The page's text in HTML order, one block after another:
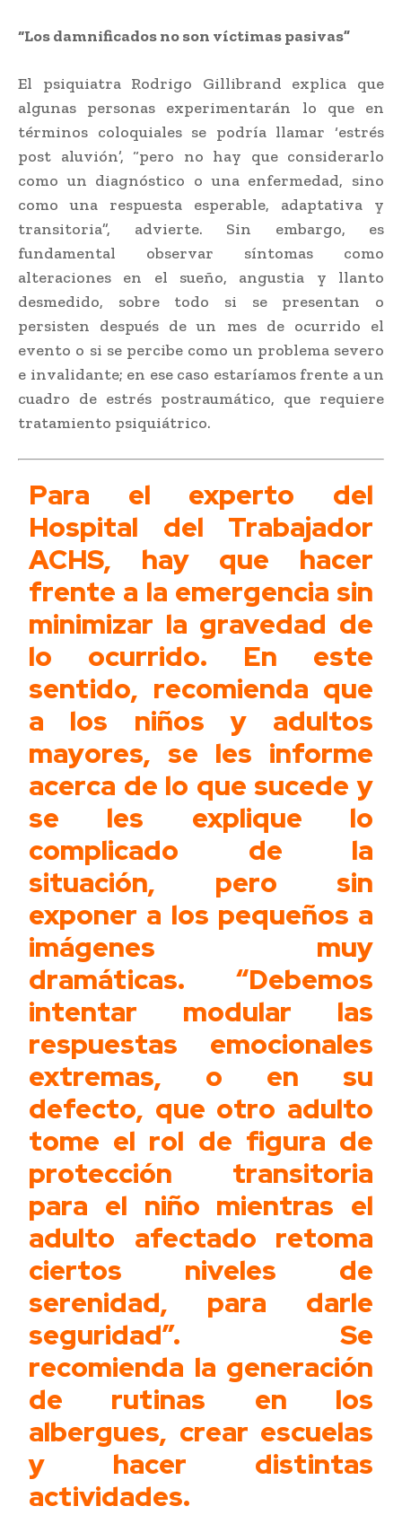
“Los damnificados no son víctimas pasivas”
El psiquiatra Rodrigo Gillibrand explica que
algunas personas experimentarán lo que en
términos coloquiales se podría llamar ‘estrés
post aluvión’, “pero no hay que considerarlo
como un diagnóstico o una enfermedad, sino
como una respuesta esperable, adaptativa y
transitoria”, advierte. Sin embargo, es
fundamental observar síntomas como
alteraciones en el sueño, angustia y llanto
desmedido, sobre todo si se presentan o
persisten después de un mes de ocurrido el
evento o si se percibe como un problema severo
e invalidante; en ese caso estaríamos frente a un
cuadro de estrés postraumático, que requiere
tratamiento psiquiátrico.
Para el experto del
Hospital del Trabajador
ACHS, hay que hacer
frente a la emergencia sin
minimizar la gravedad de
lo ocurrido. En este
sentido, recomienda que
a los niños y adultos
mayores, se les informe
acerca de lo que sucede y
se les explique lo
complicado de la
situación, pero sin
exponer a los pequeños a
imágenes muy
dramáticas. “Debemos
intentar modular las
respuestas emocionales
extremas, o en su
defecto, que otro adulto
tome el rol de figura de
protección transitoria
para el niño mientras el
adulto afectado retoma
ciertos niveles de
serenidad, para darle
seguridad”. Se
recomienda la generación
de rutinas en los
albergues, crear escuelas
y hacer distintas
actividades.